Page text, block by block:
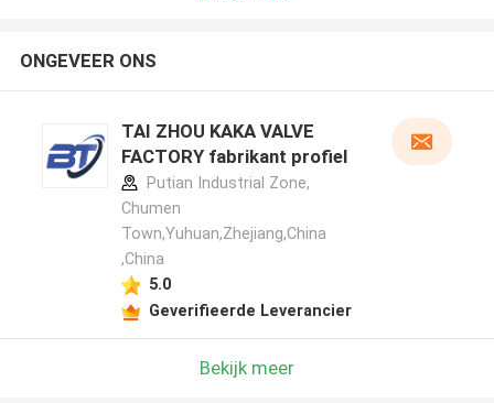
ONGEVEER ONS
TAI ZHOU KAKA VALVE
FACTORY fabrikant profiel
Putian Industrial Zone,
Chumen
Town,Yuhuan,Zhejiang,China
,China
5.0
Geverifieerde Leverancier
Bekijk meer